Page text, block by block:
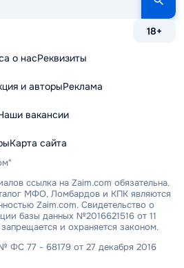
18+
о насРеквизиты
и авторыРеклама
вакансии
Карта сайта
ссылка на Zaim.com обязательна.
МФО, Ломбардов и КПК являются
Zaim.com. Свидетельство о
базы данных №2016621516 от 11
и охраняется законом.
ФС 77 - 68179 от 27 декабря 2016